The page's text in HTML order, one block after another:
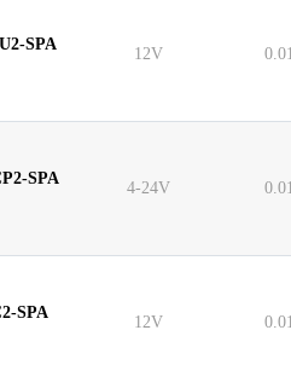
SPA
12V
SPA
4-24V
SPA
12V